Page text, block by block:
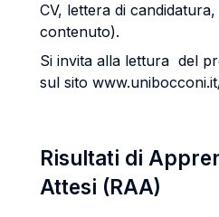
CV, lettera di
contenuto).
Si invita alla lettura del
sul sito
Risultati di
Attesi (RAA)